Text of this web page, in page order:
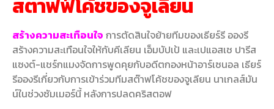
สตาฟฟ์โค้ชของจูเลียน
สร้างความสะเทือนใจ การตัดสินใจย้ายทีมของเธียร์รี อองรี
สร้างความสะเทือนใจให้กับคีเลียน เอ็มบัปเป้ และเปแอสเช ปารีส
แซงต์-แชร์กแมงจัดการพูดคุยกับอดีตกองหน้าอาร์เซนอล เธียร์
รีอองรีเกี่ยวกับการเข้าร่วมทีมสต๊าฟโค้ชของจูเลียน นาเกลส์มัน
น์ในช่วงซัมเมอร์นี้ หลังการปลดคริสตอฟ